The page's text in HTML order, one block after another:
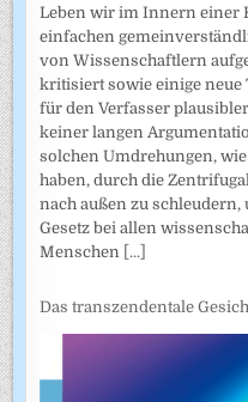
Leben wir im Innern einer
einfachen
von Wissenschaftlern
kritisiert sowie einige neue
für den Verfasser
keiner langen
solchen Umdrehungen,
haben, durch die
nach außen zu
Gesetz bei allen
Menschen [...]
Das transzendentale